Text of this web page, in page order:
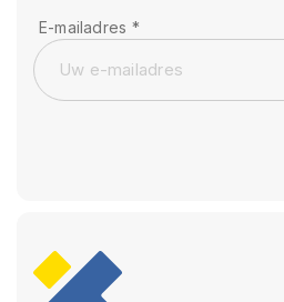
E-mailadres *